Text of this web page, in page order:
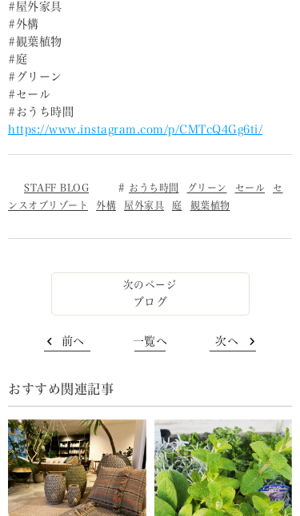
#屋外家具
#外構
#観葉植物
#庭
#グリーン
#セール
#おうち時間
https://www.instagram.com/p/CMTcQ4Gg6ti/
STAFF BLOG おうち時間 グリーン セール
セ
ンスオブリゾート
外構 屋外家具 庭 観葉植物
ブログ
前へ 一覧へ 次へ
おすすめ関連記事